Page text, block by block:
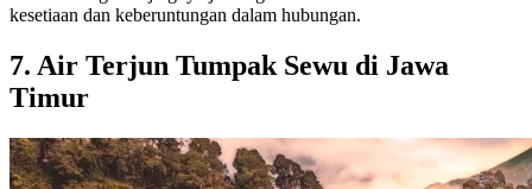
kesetiaan dan keberuntungan dalam hubungan.
7. Air Terjun Tumpak Sewu di Jawa
Timur